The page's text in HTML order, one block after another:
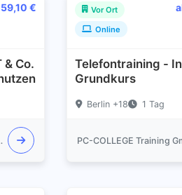
€
& Co.
GmbH)
Vor Ort
Online
Telefontraining -
Grundkurs
Berlin +18 1 Tag
PC-COLLEGE Training